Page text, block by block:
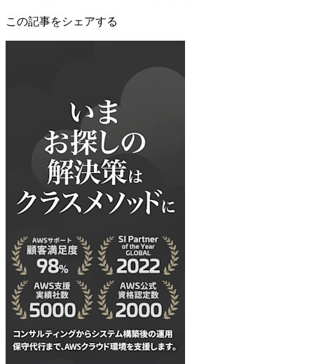
この記事をシェアする